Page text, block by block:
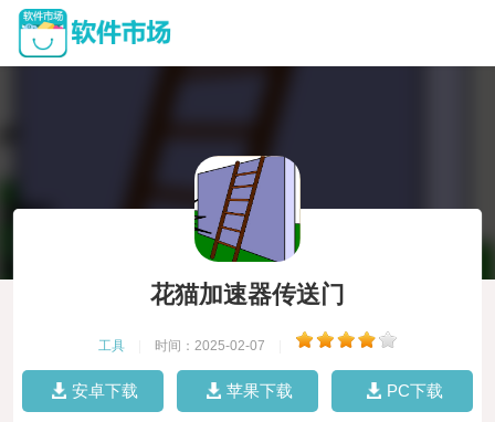
花猫加速器传送门
工具 时间：2025-02-07
安卓下载 苹果下载 PC下载